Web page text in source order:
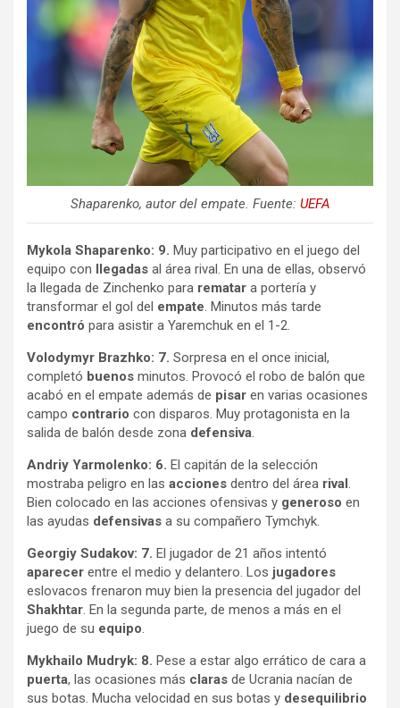
Shaparenko, autor del empate. Fuente: UEFA
Mykola Shaparenko: 9. Muy participativo en el juego del
equipo con
llegadas al área rival. En una de ellas, observó
la llegada de Zinchenko para rematar a portería y
transformar el gol del empate. Minutos más tarde
encontró para asistir a Yaremchuk en el 1-2.
Volodymyr Brazhko: 7. Sorpresa en el once inicial,
completó buenos minutos. Provocó el robo de balón que
acabó en el empate además de pisar en varias ocasiones
campo contrario con disparos. Muy protagonista en la
salida de balón desde zona defensiva.
Andriy Yarmolenko: 6. El capitán de la selección
mostraba peligro en las acciones dentro del área rival .
Bien colocado en las acciones ofensivas y generoso en
las ayudas defensivas a su compañero Tymchyk.
Georgiy Sudakov: 7. El jugador de 21 años intentó
aparecer entre el medio y delantero. Los jugadores
eslovacos frenaron muy bien la presencia del jugador del
Shakhtar. En la segunda parte, de menos a más en el
juego de su equipo.
Mykhailo Mudryk: 8. Pese a estar algo errático de cara a
puerta, las ocasiones más claras de Ucrania nacían de
sus botas. Mucha velocidad en sus botas y desequilibrio